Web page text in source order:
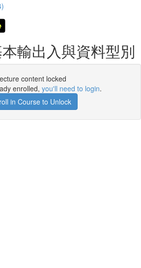
輸出入與資料型別
content locked
enrolled, you'll need to login.
in Course to Unlock